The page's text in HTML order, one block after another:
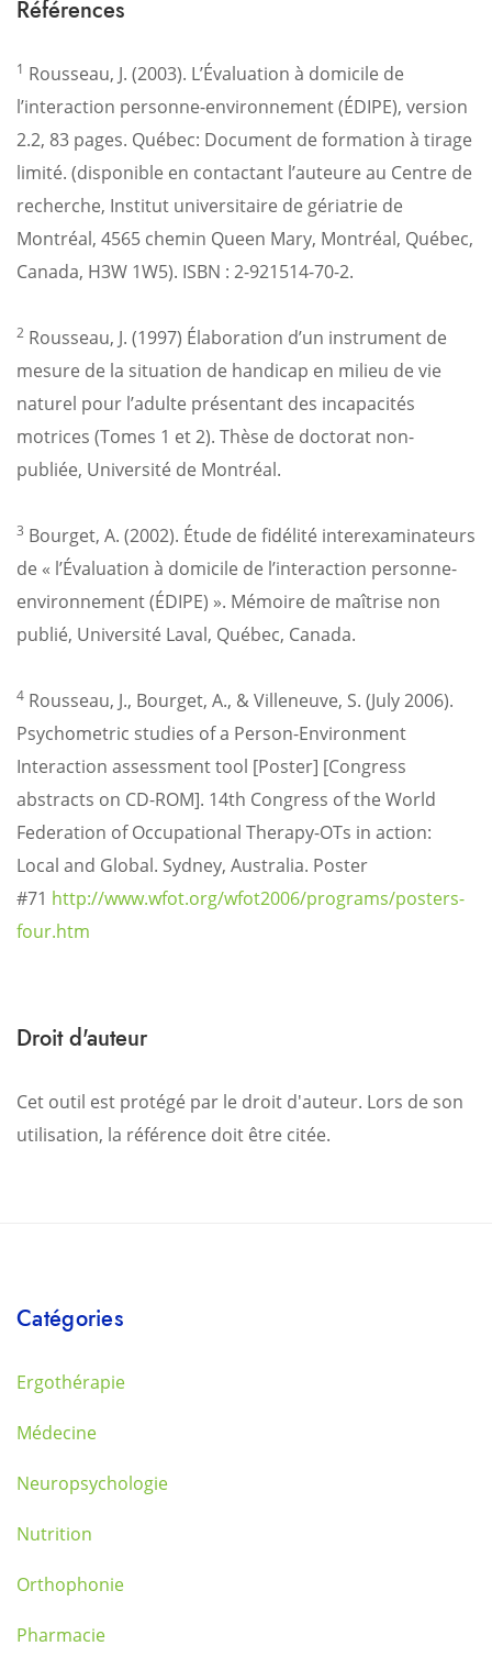
Références
1 Rousseau, J. (2003). L’Évaluation à domicile de
l’interaction personne-environnement (ÉDIPE), version
2.2, 83 pages. Québec: Document de formation à tirage
limité. (disponible en contactant l’auteure au Centre de
recherche, Institut universitaire de gériatrie de
Montréal, 4565 chemin Queen Mary, Montréal, Québec,
Canada, H3W 1W5). ISBN : 2-921514-70-2.
2 Rousseau, J. (1997) Élaboration d’un instrument de
mesure de la situation de handicap en milieu de vie
naturel pour l’adulte présentant des incapacités
motrices (Tomes 1 et 2). Thèse de doctorat non-
publiée, Université de Montréal.
3 Bourget, A. (2002). Étude de fidélité interexaminateurs
de « l’Évaluation à domicile de l’interaction personne-
environnement (ÉDIPE) ». Mémoire de maîtrise non
publié, Université Laval, Québec, Canada.
4 Rousseau, J., Bourget, A., & Villeneuve, S. (July 2006).
Psychometric studies of a Person-Environment
Interaction assessment tool [Poster] [Congress
abstracts on CD-ROM]. 14th Congress of the World
Federation of Occupational Therapy-OTs in action:
Local and Global. Sydney, Australia. Poster
#71 http://www.wfot.org/wfot2006/programs/posters-
four.htm
Droit d'auteur
Cet outil est protégé par le droit d'auteur. Lors de son
utilisation, la référence doit être citée.
Catégories
Ergothérapie
Médecine
Neuropsychologie
Nutrition
Orthophonie
Pharmacie